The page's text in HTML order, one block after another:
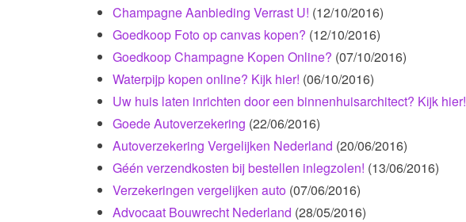
Champagne Aanbieding Verrast U! (12/10/2016)
Goedkoop Foto op canvas kopen? (12/10/2016)
Goedkoop Champagne Kopen Online? (07/10/2016)
Waterpijp kopen online? Kijk hier! (06/10/2016)
Uw huis laten inrichten door een binnenhuisarchitect? Kijk hier!
Goede Autoverzekering (22/06/2016)
Autoverzekering Vergelijken Nederland (20/06/2016)
Géén verzendkosten bij bestellen inlegzolen! (13/06/2016)
Verzekeringen vergelijken auto (07/06/2016)
Advocaat Bouwrecht Nederland (28/05/2016)